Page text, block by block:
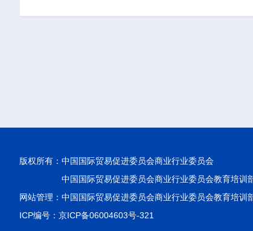
版权所有： 中国国际贸易促进委员会商业行业委员会
中国国际贸易促进委员会商业行业委员会教育培训
网站管理：中国国际贸易促进委员会商业行业委员会教育培训
ICP编号：京ICP备06004603号-321